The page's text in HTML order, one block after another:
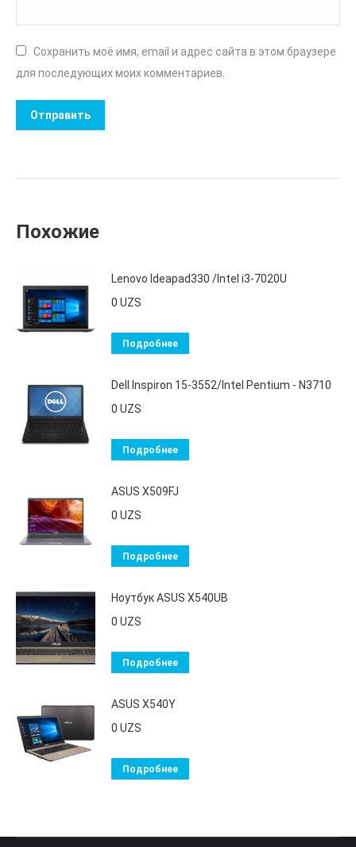
Сохранить моё имя, email и адрес сайта в этом браузере
для последующих моих комментариев.
Похожие
Lenovo Ideapad330 /Intel i3-7020U
0 UZS
Подробнее
Dell Inspiron 15-3552/Intel Pentium - N3710
0 UZS
Подробнее
ASUS X509FJ
0 UZS
Подробнее
Ноутбук ASUS X540UB
0 UZS
Подробнее
ASUS X540Y
0 UZS
Подробнее